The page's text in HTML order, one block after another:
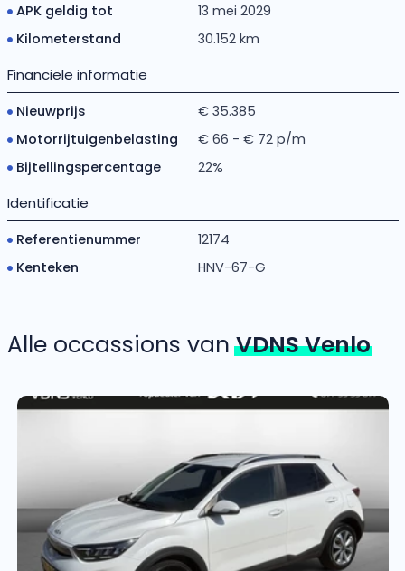
APK geldig tot
13 mei 2029
Kilometerstand
30.152 km
Financiële informatie
Nieuwprijs
€ 35.385
Motorrijtuigenbelasting
€ 66 - € 72 p/m
Bijtellingspercentage
22%
Identificatie
Referentienummer
12174
Kenteken
HNV-67-G
Alle occassions vanVDNS Venlo